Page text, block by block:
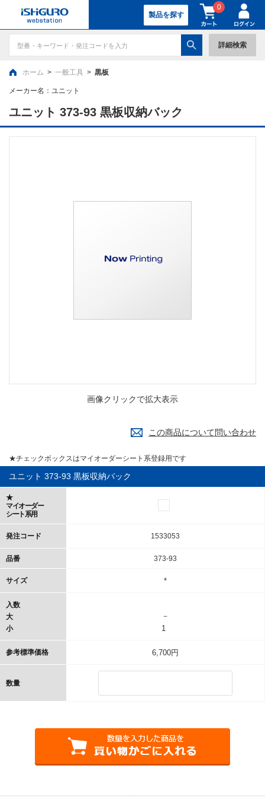
製品を探す
0
詳細検索
ホーム > 一般工具 > 黒板
メーカー名： ユニット
ユニット 373-93 黒板収納バック
画像クリックで拡大表示
この商品について問い合わせ
★チェックボックスはマイオーダーシート系登録用です
ユニット 373-93 黒板収納バック
★
マイオーダー
シート系用
発注コード
品番
サイズ
入数
大
小
参考標準価格
数量
1533053
373-93
*
－
1
6,700円